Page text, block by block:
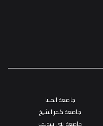
جامعة المنيا
جامعة كفر الشيخ